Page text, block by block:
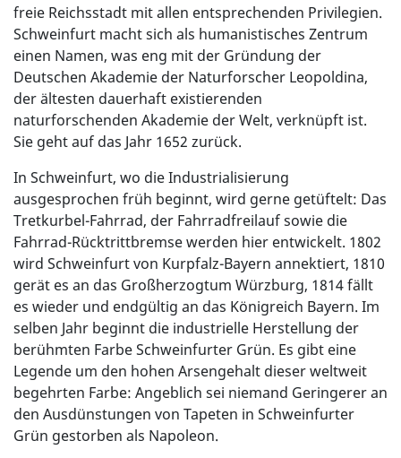
freie Reichsstadt mit allen entsprechenden Privilegien.
Schweinfurt macht sich als humanistisches Zentrum
einen Namen, was eng mit der Gründung der
Deutschen Akademie der Naturforscher Leopoldina,
der ältesten dauerhaft existierenden
naturforschenden Akademie der Welt, verknüpft ist.
Sie geht auf das Jahr 1652 zurück.
In Schweinfurt, wo die Industrialisierung
ausgesprochen früh beginnt, wird gerne getüftelt: Das
Tretkurbel-Fahrrad, der Fahrradfreilauf sowie die
Fahrrad-Rücktrittbremse werden hier entwickelt. 1802
wird Schweinfurt von Kurpfalz-Bayern annektiert, 1810
gerät es an das Großherzogtum Würzburg, 1814 fällt
es wieder und endgültig an das Königreich Bayern. Im
selben Jahr beginnt die industrielle Herstellung der
berühmten Farbe Schweinfurter Grün. Es gibt eine
Legende um den hohen Arsengehalt dieser weltweit
begehrten Farbe: Angeblich sei niemand Geringerer an
den Ausdünstungen von Tapeten in Schweinfurter
Grün gestorben als Napoleon.